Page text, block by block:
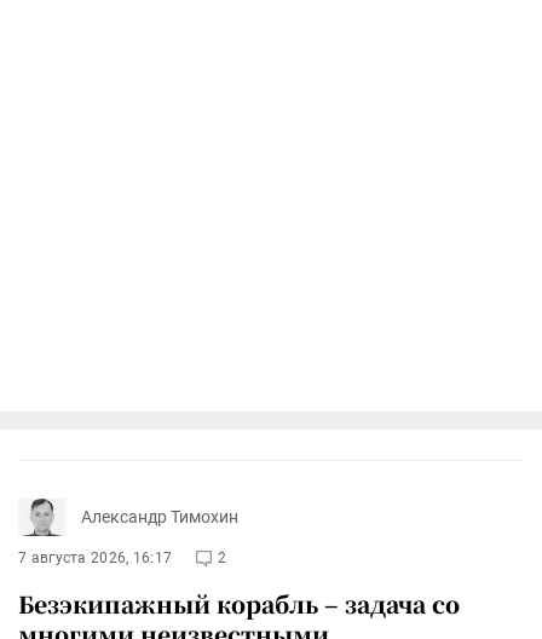
Александр Тимохин
7 августа 2026, 16:17 2
Безэкипажный корабль – задача со